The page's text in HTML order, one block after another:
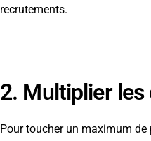
recrutements.
2. Multiplier
Pour toucher un maximum